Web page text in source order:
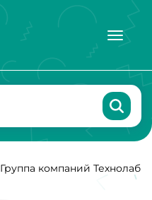
Группа компаний Технолаб